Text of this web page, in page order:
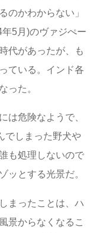
のかわからない」
5月)のヴァジぺー
代があったが、も
ている。インド各
った。
は危険なようで、
でしまった野犬や
も処理しないので
ッとする光景だ。
まったことは、ハ
景からなくなるこ